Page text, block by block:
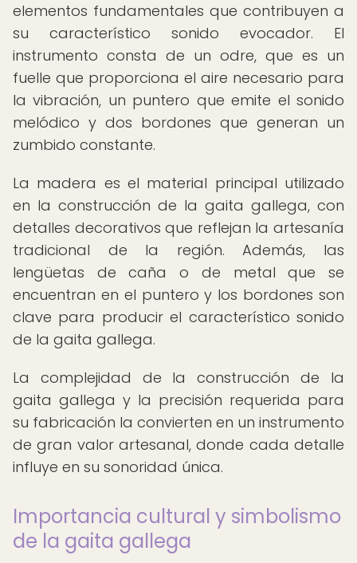
elementos fundamentales que contribuyen a
su característico sonido evocador. El
instrumento consta de un odre, que es un
fuelle que proporciona el aire necesario para
la vibración, un puntero que emite el sonido
melódico y dos bordones que generan un
zumbido constante.
La madera es el material principal utilizado
en la construcción de la gaita gallega, con
detalles decorativos que reflejan la artesanía
tradicional de la región. Además, las
lengüetas de caña o de metal que se
encuentran en el puntero y los bordones son
clave para producir el característico sonido
de la gaita gallega.
La complejidad de la construcción de la
gaita gallega y la precisión requerida para
su fabricación la convierten en un instrumento
de gran valor artesanal, donde cada detalle
influye en su sonoridad única.
Importancia cultural y simbolismo
de la gaita gallega